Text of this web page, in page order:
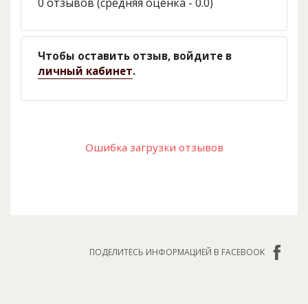
Чтобы оставить отзыв, войдите в
личный кабинет.
Ошибка загрузки отзывов
ПОДЕЛИТЕСЬ ИНФОРМАЦИЕЙ В FACEBOOK